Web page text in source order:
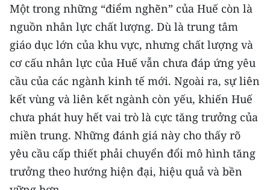
Đồng bằng sông Cửu Long
Chuyên trang Hà Nội
Chuyên trang TP. Hồ Chí Minh
CHUYÊN ĐỀ
CÁC CHUYÊN TRANG
VỀ BÁO NHÂN DÂN
Một trong những “điểm nghẽn” của Huế còn là
nguồn nhân lực chất lượng. Dù là trung tâm
giáo dục lớn của khu vực, nhưng chất lượng và
cơ cấu nhân lực của Huế vẫn chưa đáp ứng yêu
cầu của các ngành kinh tế mới. Ngoài ra, sự liên
kết vùng và liên kết ngành còn yếu, khiến Huế
chưa phát huy hết vai trò là cực tăng trưởng của
miền trung. Những đánh giá này cho thấy rõ
yêu cầu cấp thiết phải chuyển đổi mô hình tăng
trưởng theo hướng hiện đại, hiệu quả và bền